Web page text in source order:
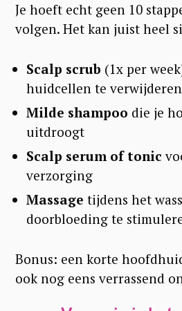
Je hoeft echt geen 10
volgen. Het kan juist heel
Scalp scrub (1x per
huidcellen te verwijderen
Milde shampoo die je
uitdroogt
Scalp serum of tonic
verzorging
Massage tijdens het
doorbloeding te
Bonus: een korte
ook nog eens verrassend